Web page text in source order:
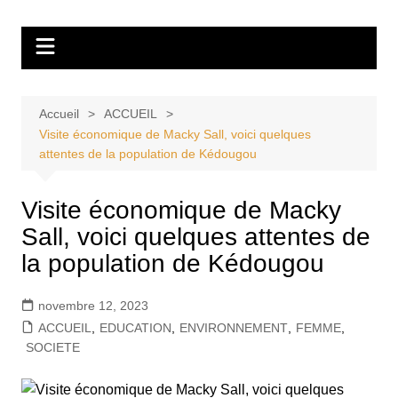
contenu
Tvdescollines
Accueil
ACCUEIL
Visite économique de Macky Sall, voici quelques
attentes de la population de Kédougou
Visite économique de Macky
Sall, voici quelques attentes de
la population de Kédougou
novembre 12, 2023
ACCUEIL
EDUCATION ENVIRONNEMENT, FEMME,
SOCIETE